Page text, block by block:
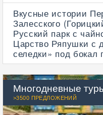
Вкусные истории
Залесского
Русский парк с
Царство Ряпушки с
селедки» под бокал
Многодневные
>3500 ПРЕДЛОЖЕНИЙ